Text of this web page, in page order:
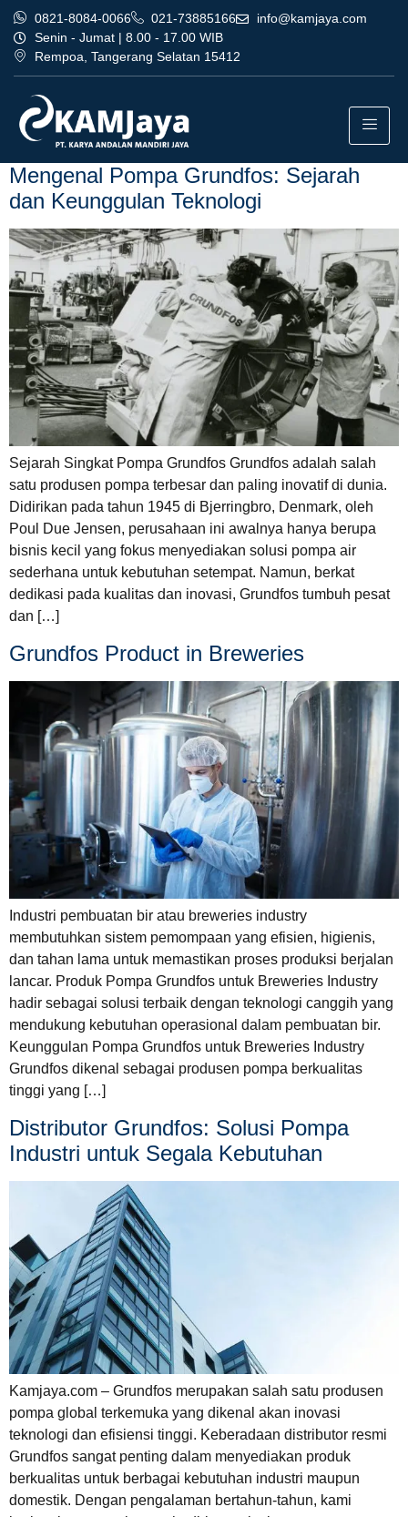
0821-8084-0066 021-73885166
info@kamjaya.com
Senin - Jumat | 8.00 - 17.00 WIB
Rempoa, Tangerang Selatan 15412
Tag:
bandung karawang
Mengenal Pompa Grundfos: Sejarah
dan Keunggulan Teknologi
Sejarah Singkat Pompa Grundfos Grundfos adalah salah
satu produsen pompa terbesar dan paling inovatif di dunia.
Didirikan pada tahun 1945 di Bjerringbro, Denmark, oleh
Poul Due Jensen, perusahaan ini awalnya hanya berupa
bisnis kecil yang fokus menyediakan solusi pompa air
sederhana untuk kebutuhan setempat. Namun, berkat
dedikasi pada kualitas dan inovasi, Grundfos tumbuh pesat
dan […]
Grundfos Product in Breweries
Industri pembuatan bir atau breweries industry
membutuhkan sistem pemompaan yang efisien, higienis,
dan tahan lama untuk memastikan proses produksi berjalan
lancar. Produk Pompa Grundfos untuk Breweries Industry
hadir sebagai solusi terbaik dengan teknologi canggih yang
mendukung kebutuhan operasional dalam pembuatan bir.
Keunggulan Pompa Grundfos untuk Breweries Industry
Grundfos dikenal sebagai produsen pompa berkualitas
tinggi yang […]
Distributor Grundfos: Solusi Pompa
Industri untuk Segala Kebutuhan
Kamjaya.com – Grundfos merupakan salah satu produsen
pompa global terkemuka yang dikenal akan inovasi
teknologi dan efisiensi tinggi. Keberadaan distributor resmi
Grundfos sangat penting dalam menyediakan produk
berkualitas untuk berbagai kebutuhan industri maupun
domestik. Dengan pengalaman bertahun-tahun, kami